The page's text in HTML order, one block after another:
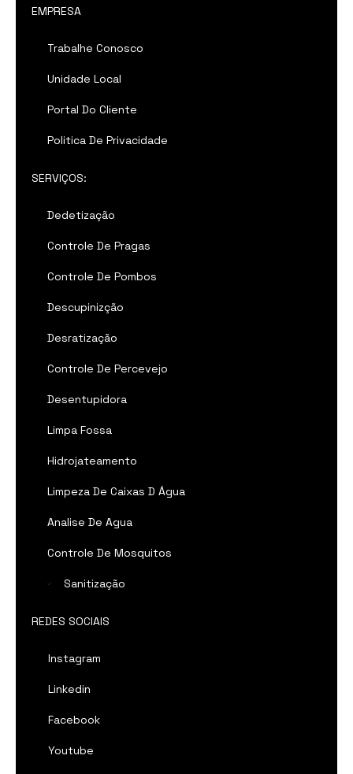
EMPRESA
Trabalhe Conosco
Unidade Local
Portal Do Cliente
Politica De Privacidade
SERVIÇOS:
Dedetização
Controle De Pragas
Controle De Pombos
Descupinizção
Desratização
Controle De Percevejo
Desentupidora
Limpa Fossa
Hidrojateamento
Limpeza De Caixas D Água
Analise De Agua
Controle De Mosquitos
Sanitização
REDES SOCIAIS
Instagram
Linkedin
Facebook
Youtube